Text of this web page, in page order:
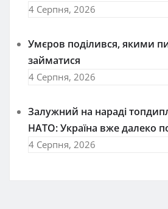
4 Серпня, 2026
Умєров поділився, якими
займатися
4 Серпня, 2026
Залужний на нараді
НАТО: Україна вже далеко
4 Серпня, 2026